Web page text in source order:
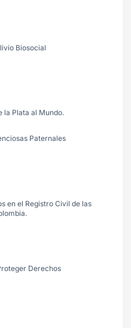
Biosocial
la Plata al Mundo.
Paternales
en el Registro Civil de las
Derechos